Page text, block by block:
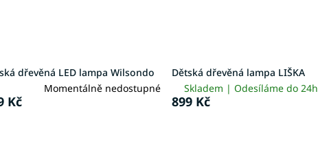
dřevěná LED lampa Wilsondo
Momentálně nedostupné
Kč
Dětská dřevěná lampa LIŠKA
Skladem | Odesíláme do 24h
899 Kč